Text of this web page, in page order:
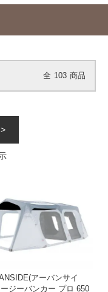
全 103 商品
アーバンサイ
ージーバンカー プロ 650